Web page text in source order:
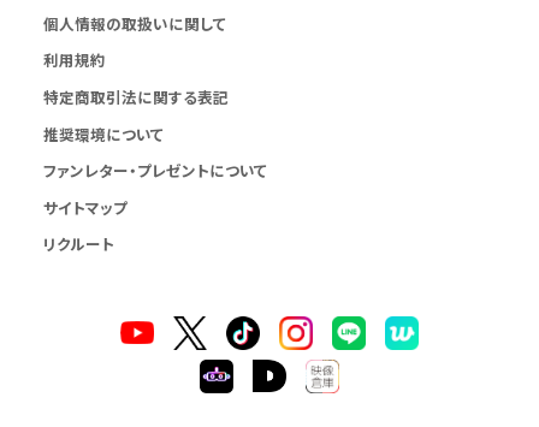
個人情報の取扱いに関して
利用規約
特定商取引法に関する表記
推奨環境について
ファンレター・プレゼントについて
サイトマップ
リクルート